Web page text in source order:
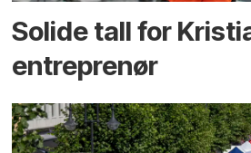
Solide tall for
entreprenør